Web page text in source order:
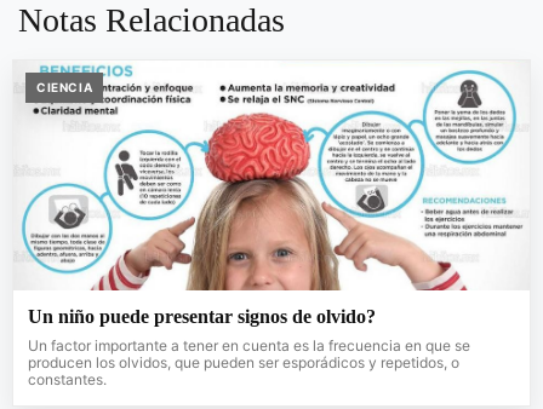
Notas Relacionadas
CIENCIA
Un niño puede presentar signos de olvido?
Un factor importante a tener en cuenta es la frecuencia en que se
producen los olvidos, que pueden ser esporádicos y repetidos, o
constantes.